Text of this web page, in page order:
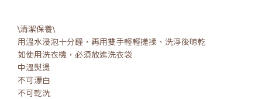
\清潔保養\
用溫水浸泡十分鐘，再用雙手輕輕搓揉、洗淨後晾乾
如使用洗衣機，必須放進洗衣袋
中溫熨燙
不可漂白
不可乾洗